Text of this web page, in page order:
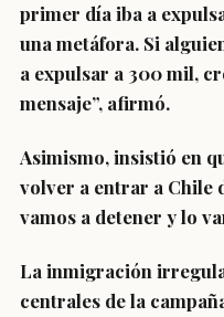
primer día iba a
una metáfora. Si
a expulsar a 300 mil,
mensaje”, afirmó.
Asimismo, insistió en
volver a entrar a Chile
vamos a detener y lo
La inmigración
centrales de la